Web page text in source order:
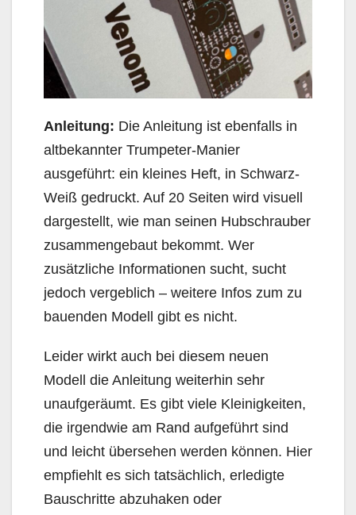
Anleitung: Die Anleitung ist ebenfalls in
altbekannter Trumpeter-Manier
ausgeführt: ein kleines Heft, in Schwarz-
Weiß gedruckt. Auf 20 Seiten wird visuell
dargestellt, wie man seinen Hubschrauber
zusammengebaut bekommt. Wer
zusätzliche Informationen sucht, sucht
jedoch vergeblich – weitere Infos zum zu
bauenden Modell gibt es nicht.
Leider wirkt auch bei diesem neuen
Modell die Anleitung weiterhin sehr
unaufgeräumt. Es gibt viele Kleinigkeiten,
die irgendwie am Rand aufgeführt sind
und leicht übersehen werden können. Hier
empfiehlt es sich tatsächlich, erledigte
Bauschritte abzuhaken oder